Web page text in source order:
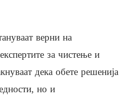
верни на
за чистење и
дека обете решенија
но и